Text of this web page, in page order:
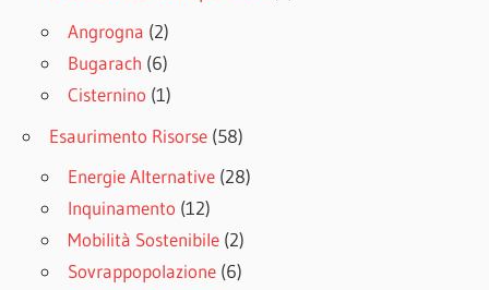
Angrogna (2)
Bugarach (6)
Cisternino (1)
Esaurimento Risorse (58)
Energie Alternative (28)
Inquinamento (12)
Mobilità Sostenibile (2)
Sovrappopolazione (6)